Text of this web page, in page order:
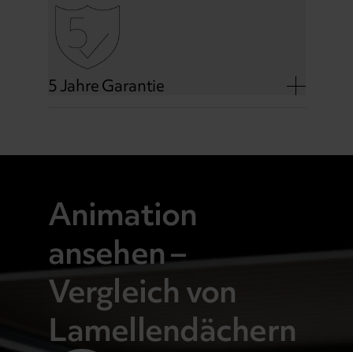
5 Jahre Garantie
Animation
ansehen –
Vergleich von
Lamellendächern